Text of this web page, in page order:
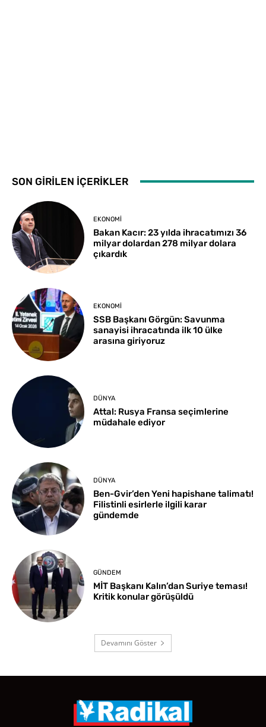
SON GİRİLEN İÇERİKLER
EKONOMI
Bakan Kacır: 23 yılda ihracatımızı 36
milyar dolardan 278 milyar dolara
çıkardık
EKONOMI
SSB Başkanı Görgün: Savunma
sanayisi ihracatında ilk 10 ülke
arasına giriyoruz
DÜNYA
Attal: Rusya Fransa seçimlerine
müdahale ediyor
DÜNYA
Ben-Gvir’den Yeni hapishane talimatı!
Filistinli esirlerle ilgili karar
gündemde
GÜNDEM
MİT Başkanı Kalın’dan Suriye teması!
Kritik konular görüşüldü
Devamını Göster